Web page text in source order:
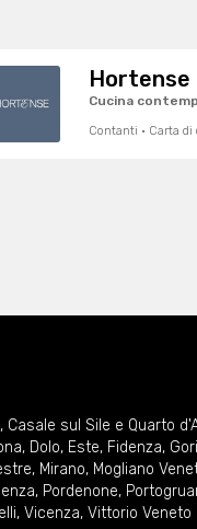
Hortense
Cucina
Contanti · Carta di
, Casale sul Sile e Quarto
, Dolo, Este, Fidenza,
, Mirano, Mogliano
, Pordenone,
, Vicenza, Vittorio Veneto